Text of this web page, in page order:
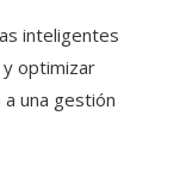
inteligentes
y optimizar
una gestión